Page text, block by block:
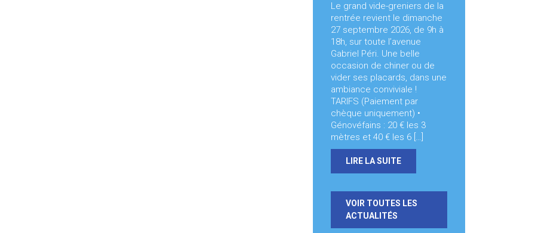
Le grand vide-greniers de la
rentrée revient le dimanche
27 septembre 2026, de 9h à
18h, sur toute l’avenue
Gabriel Péri. Une belle
occasion de chiner ou de
vider ses placards, dans une
ambiance conviviale !
TARIFS (Paiement par
chèque uniquement) •
Génovéfains : 20 € les 3
mètres et 40 € les 6 […]
LIRE LA SUITE
VOIR TOUTES LES
ACTUALITÉS